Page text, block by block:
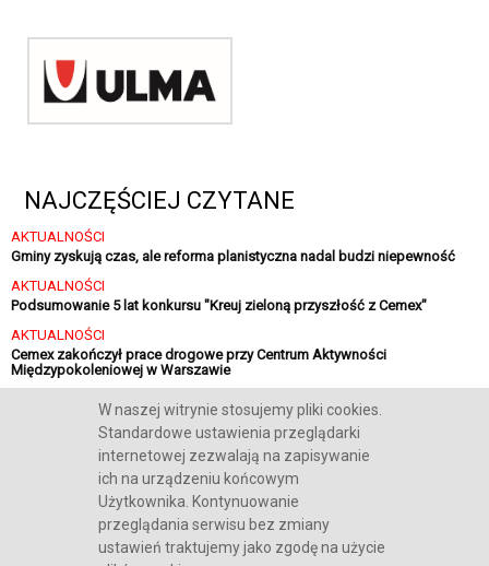
W naszej witrynie stosujemy pliki cookies.
Standardowe ustawienia przeglądarki
internetowej zezwalają na zapisywanie
ich na urządzeniu końcowym
Użytkownika. Kontynuowanie
przeglądania serwisu bez zmiany
ustawień traktujemy jako zgodę na użycie
NAJCZĘŚCIEJ CZYTANE
AKTUALNOŚCI
Gminy zyskują czas, ale reforma planistyczna nadal budzi niepewność
AKTUALNOŚCI
Podsumowanie 5 lat konkursu "Kreuj zieloną przyszłość z Cemex"
AKTUALNOŚCI
Cemex zakończył prace drogowe przy Centrum Aktywności
Międzypokoleniowej w Warszawie
AKTUALNOŚCI
Sika finalizuje strategiczną inwestycję w Polsce
REKLAMA KONTAKT POLITYKA COOKIES